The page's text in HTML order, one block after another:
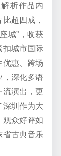
析作品内
超四成，
城”，收获
扣城市国际
优惠、跨场
，深化多语
流演出，更
深圳作为大
观众好评如
省古典音乐